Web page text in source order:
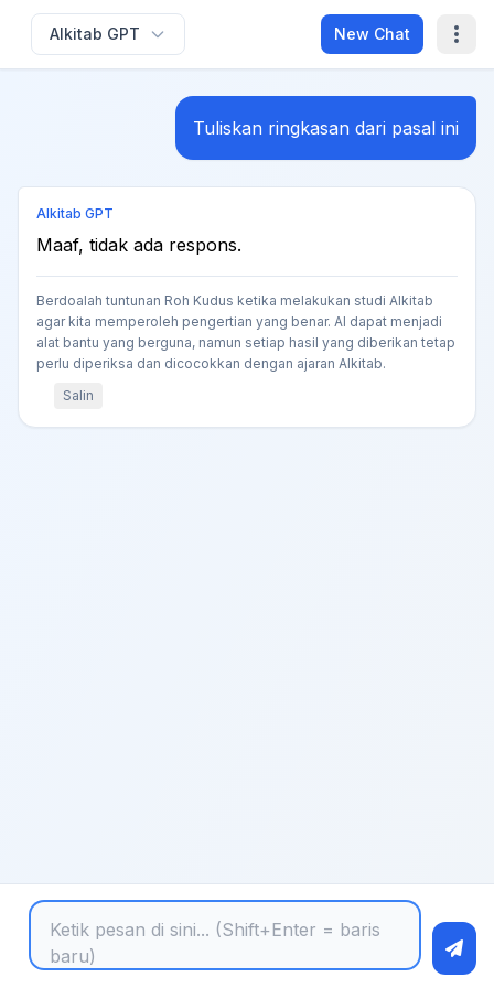
Alkitab GPT New Chat
Tuliskan ringkasan dari pasal ini
Alkitab GPT
Maaf, tidak ada respons.
Berdoalah tuntunan Roh Kudus ketika melakukan studi Alkitab
agar kita memperoleh pengertian yang benar. AI dapat menjadi
alat bantu yang berguna, namun setiap hasil yang diberikan tetap
perlu diperiksa dan dicocokkan dengan ajaran Alkitab.
Salin